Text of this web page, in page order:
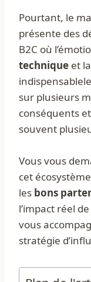
Pourtant, le
présente des
B2C où
technique et
sur plusieurs
conséquents
souvent
Vous vous
cet
les bons
l’impact réel
vous
stratégie